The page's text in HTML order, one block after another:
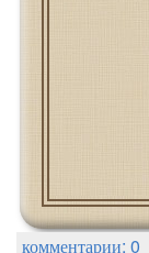
комментарии: 0